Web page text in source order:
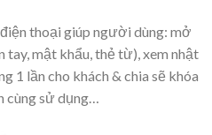
thoại giúp người dùng: mở
tay, mật khẩu, thẻ từ), xem nhật
1 lần cho khách & chia sẽ khóa
sử dụng…